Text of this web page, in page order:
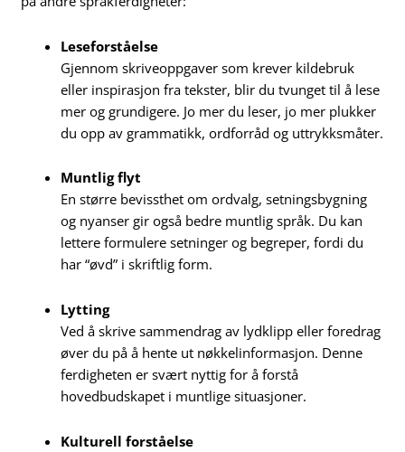
Leseforståelse
Gjennom skriveoppgaver som krever kildebruk
eller inspirasjon fra tekster, blir du tvunget til å lese
mer og grundigere. Jo mer du leser, jo mer plukker
du opp av grammatikk, ordforråd og uttrykksmåter.
Muntlig flyt
En større bevissthet om ordvalg, setningsbygning
og nyanser gir også bedre muntlig språk. Du kan
lettere formulere setninger og begreper, fordi du
har “øvd” i skriftlig form.
Lytting
Ved å skrive sammendrag av lydklipp eller foredrag
øver du på å hente ut nøkkelinformasjon. Denne
ferdigheten er svært nyttig for å forstå
hovedbudskapet i muntlige situasjoner.
Kulturell forståelse